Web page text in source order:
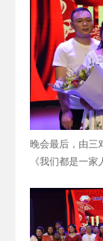
晚会最后，由三
《我们都是一家